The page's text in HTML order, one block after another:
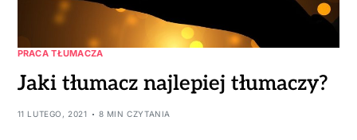
PRACA TŁUMACZA
Jaki tłumacz najlepiej tłumaczy?
11 LUTEGO, 2021 8 MIN CZYTANIA